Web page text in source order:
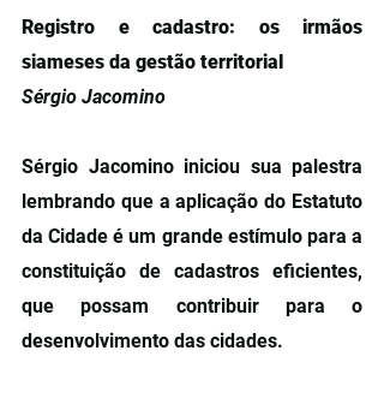
Registro e cadastro: os irmãos
siameses da gestão territorial
Sérgio Jacomino
Sérgio Jacomino iniciou sua palestra
lembrando que a aplicação do Estatuto
da Cidade é um grande estímulo para a
constituição de cadastros eficientes,
que possam contribuir para o
desenvolvimento das cidades.